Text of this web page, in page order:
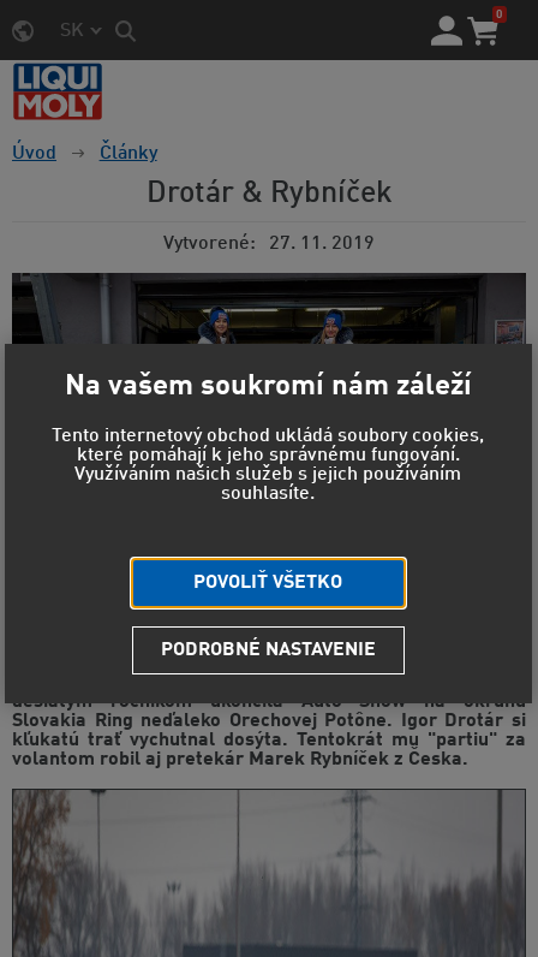
SK
0
Úvod Články
Drotár & Rybníček
Vytvorené 27. 11. 2019
desiatym ročníkom ukončila Auto Show na okruhu
Slovakia Ring neďaleko Orechovej Potône. Igor Drotár si
kľukatú trať vychutnal dosýta. Tentokrát mu "partiu" za
volantom robil aj pretekár Marek Rybníček z Česka.
Na vašem soukromí nám záleží
Tento internetový obchod ukládá soubory cookies,
které pomáhají k jeho správnému fungování.
Využíváním našich služeb s jejich používáním
souhlasíte.
POVOLIŤ VŠETKO
PODROBNÉ NASTAVENIE